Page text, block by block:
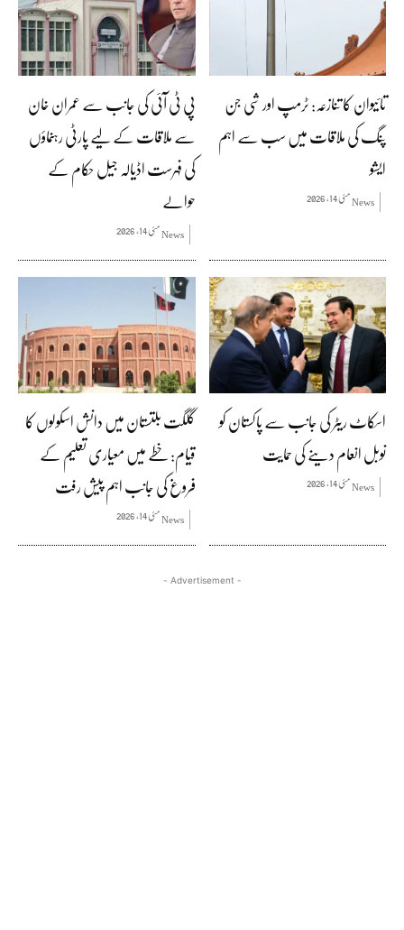
تائیوان کا تنازعہ: ٹرمپ اور شی جن
پنگ کی ملاقات میں سب سے اہم
ایشو
Newsمئی 14, 2026
پی ٹی آئی کی جانب سے عمران خان
سے ملاقات کے لیے پارٹی رہنماؤں
کی فہرست اڈیالہ جیل حکام کے
حوالے
Newsمئی 14, 2026
اسکاٹ ریٹر کی جانب سے پاکستان کو
نوبل انعام دینے کی حمایت
Newsمئی 14, 2026
گلگت بلتستان میں دانش اسکولوں کا
قیام: خطے میں معیاری تعلیم کے
فروغ کی جانب اہم پیش رفت
Newsمئی 14, 2026
- Advertisement -